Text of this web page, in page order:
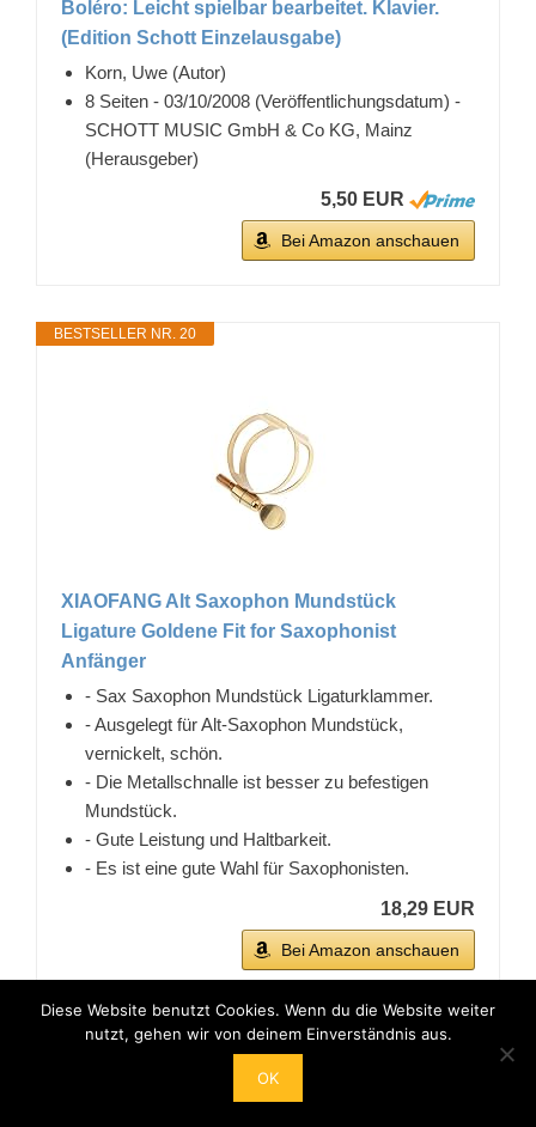
Boléro: Leicht spielbar bearbeitet. Klavier.
(Edition Schott Einzelausgabe)
Korn, Uwe (Autor)
8 Seiten - 03/10/2008 (Veröffentlichungsdatum) -
SCHOTT MUSIC GmbH & Co KG, Mainz
(Herausgeber)
5,50 EUR
Bei Amazon anschauen
BESTSELLER NR. 20
XIAOFANG Alt Saxophon Mundstück
Ligature Goldene Fit for Saxophonist
Anfänger
- Sax Saxophon Mundstück Ligaturklammer.
- Ausgelegt für Alt-Saxophon Mundstück,
vernickelt, schön.
- Die Metallschnalle ist besser zu befestigen
Mundstück.
- Gute Leistung und Haltbarkeit.
- Es ist eine gute Wahl für Saxophonisten.
18,29 EUR
Bei Amazon anschauen
Klassische Musik für Holzbläser
kaufen – Die wichtigsten
Diese Website benutzt Cookies. Wenn du die Website weiter
nutzt, gehen wir von deinem Einverständnis aus.
OK